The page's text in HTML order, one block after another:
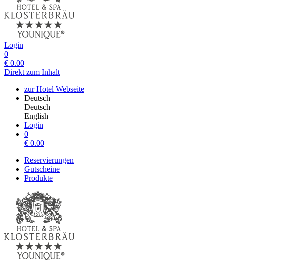
Login
0
€ 0.00
Direkt zum Inhalt
zur Hotel Webseite
Deutsch
Deutsch
English
Login
0
€ 0.00
Reservierungen
Gutscheine
Produkte